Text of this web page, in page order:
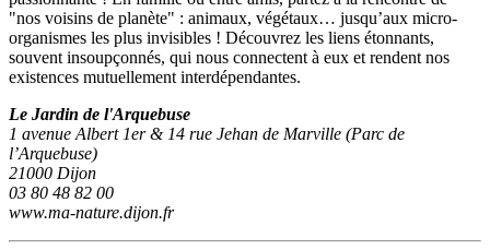
"nos voisins de planète" : animaux, végétaux… jusqu’aux micro-
organismes les plus invisibles ! Découvrez les liens étonnants,
souvent insoupçonnés, qui nous connectent à eux et rendent nos
existences mutuellement interdépendantes.
Le Jardin de l'Arquebuse
1 avenue Albert 1er & 14 rue Jehan de Marville (Parc de
l’Arquebuse)
21000 Dijon
03 80 48 82 00
www.ma-nature.dijon.fr